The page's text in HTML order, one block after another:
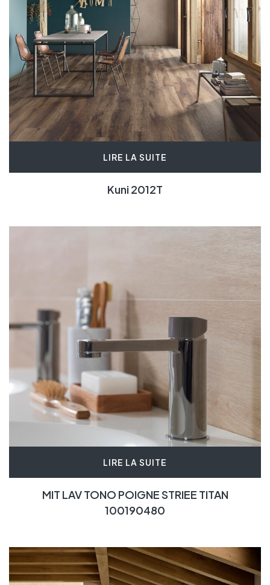
LIRE LA SUITE
Kuni 2012T
LIRE LA SUITE
MIT LAV TONO POIGNE STRIEE TITAN
100190480